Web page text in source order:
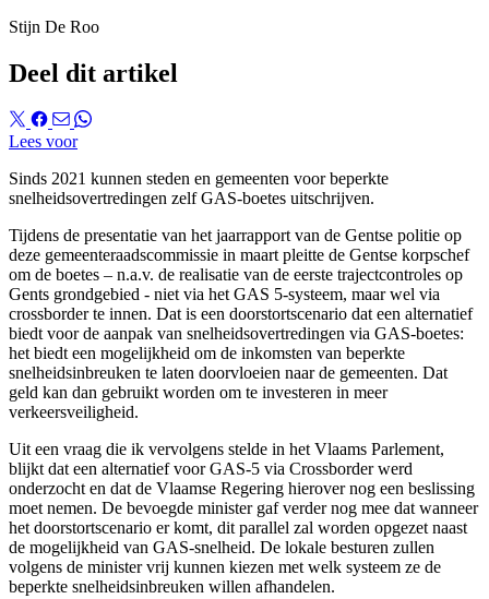
Stijn De Roo
Deel dit artikel
Lees voor
Sinds 2021 kunnen steden en gemeenten voor beperkte
snelheidsovertredingen zelf GAS-boetes uitschrijven.
Tijdens de presentatie van het jaarrapport van de Gentse politie op
deze gemeenteraadscommissie in maart pleitte de Gentse korpschef
om de boetes – n.a.v. de realisatie van de eerste trajectcontroles op
Gents grondgebied - niet via het GAS 5-systeem, maar wel via
crossborder te innen. Dat is een doorstortscenario dat een alternatief
biedt voor de aanpak van snelheidsovertredingen via GAS-boetes:
het biedt een mogelijkheid om de inkomsten van beperkte
snelheidsinbreuken te laten doorvloeien naar de gemeenten. Dat
geld kan dan gebruikt worden om te investeren in meer
verkeersveiligheid.
Uit een vraag die ik vervolgens stelde in het Vlaams Parlement,
blijkt dat een alternatief voor GAS-5 via Crossborder werd
onderzocht en dat de Vlaamse Regering hierover nog een beslissing
moet nemen. De bevoegde minister gaf verder nog mee dat wanneer
het doorstortscenario er komt, dit parallel zal worden opgezet naast
de mogelijkheid van GAS-snelheid. De lokale besturen zullen
volgens de minister vrij kunnen kiezen met welk systeem ze de
beperkte snelheidsinbreuken willen afhandelen.